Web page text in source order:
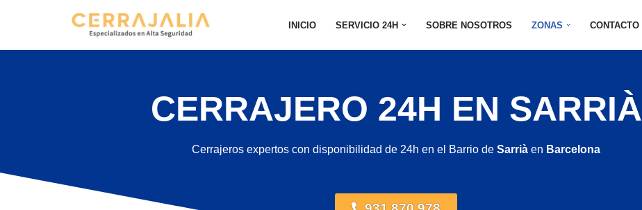
INICIO SERVICIO 24H SOBRE NOSOTROS ZONAS CONTACTO
CERRAJERO 24H EN SARRIÀ
Cerrajeros expertos con disponibilidad de 24h en el Barrio de Sarrià en Barcelona